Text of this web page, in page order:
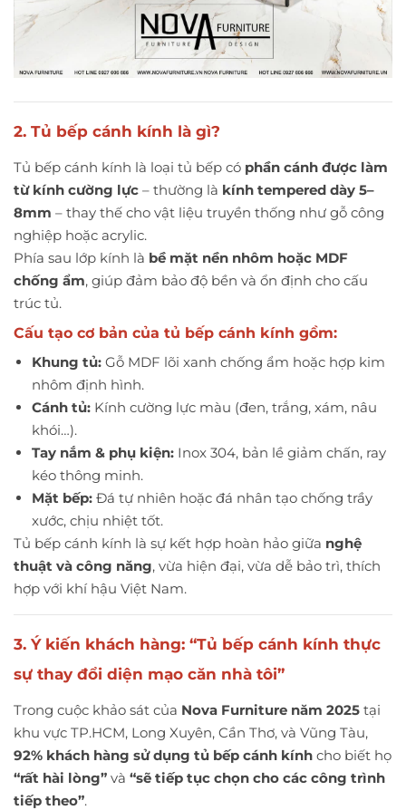
2. Tủ bếp cánh kính là gì?
Tủ bếp cánh kính là loại tủ bếp có phần cánh được làm
từ kính cường lực – thường là kính tempered dày 5–
8mm – thay thế cho vật liệu truyền thống như gỗ công
nghiệp hoặc acrylic.
Phía sau lớp kính là bề mặt nền nhôm hoặc MDF
chống ẩm, giúp đảm bảo độ bền và ổn định cho cấu
trúc tủ.
Cấu tạo cơ bản của tủ bếp cánh kính gồm:
Khung tủ: Gỗ MDF lõi xanh chống ẩm hoặc hợp kim
nhôm định hình.
Cánh tủ: Kính cường lực màu (đen, trắng, xám, nâu
khói…).
Tay nắm & phụ kiện: Inox 304, bản lề giảm chấn, ray
kéo thông minh.
Mặt bếp: Đá tự nhiên hoặc đá nhân tạo chống trầy
xước, chịu nhiệt tốt.
Tủ bếp cánh kính là sự kết hợp hoàn hảo giữa nghệ
thuật và công năng, vừa hiện đại, vừa dễ bảo trì, thích
hợp với khí hậu Việt Nam.
3. Ý kiến khách hàng: “Tủ bếp cánh kính thực
sự thay đổi diện mạo căn nhà tôi”
Trong cuộc khảo sát của Nova Furniture năm 2025 tại
khu vực TP.HCM, Long Xuyên, Cần Thơ, và Vũng Tàu,
92% khách hàng sử dụng tủ bếp cánh kính cho biết họ
“rất hài lòng” và “sẽ tiếp tục chọn cho các công trình
tiếp theo”.